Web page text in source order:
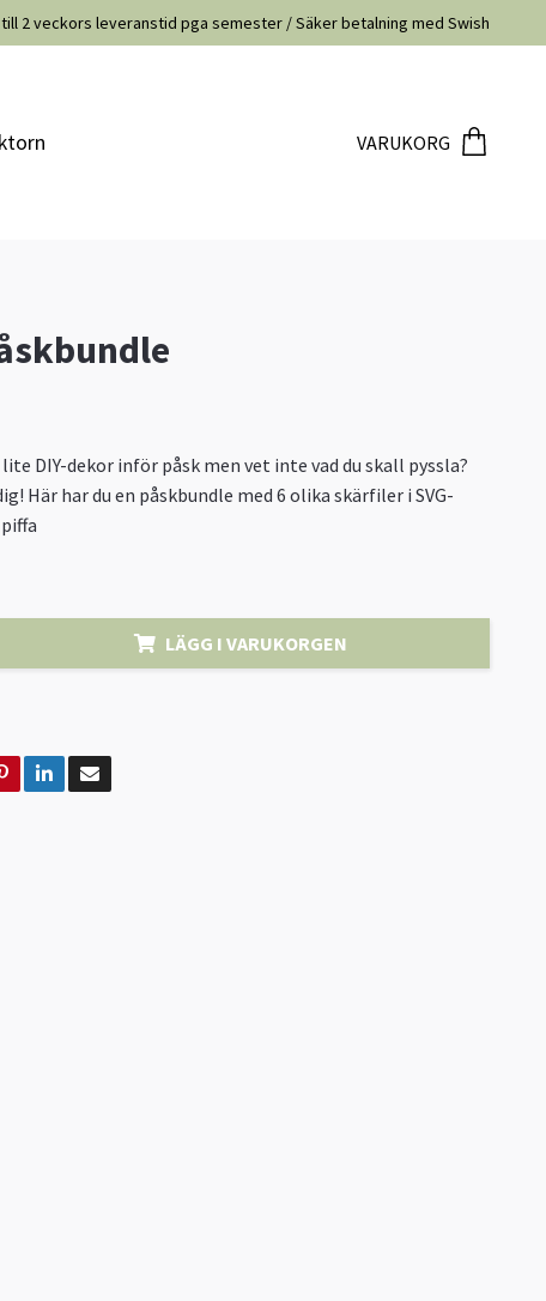
2 veckors leveranstid pga semester / Säker betalning med Swish
VARUKORG
DIY-dekor inför påsk men vet inte vad du skall pyssla?
Här har du en påskbundle med 6 olika skärfiler i SVG-
LÄGG I VARUKORGEN